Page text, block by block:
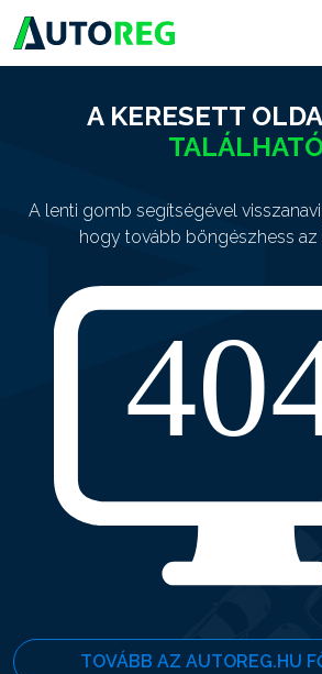
A KERESETT
A lenti gomb segítségével
hogy tovább böngészhess az
TOVÁBB AZ AUTOREG.HU